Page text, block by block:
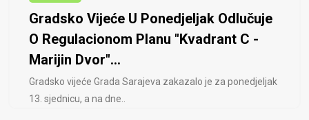
Gradsko Vijeće U Ponedjeljak Odlučuje
O Regulacionom Planu "Kvadrant C -
Marijin Dvor"...
Gradsko vijeće Grada Sarajeva zakazalo je za ponedjeljak
13. sjednicu, a na dne..